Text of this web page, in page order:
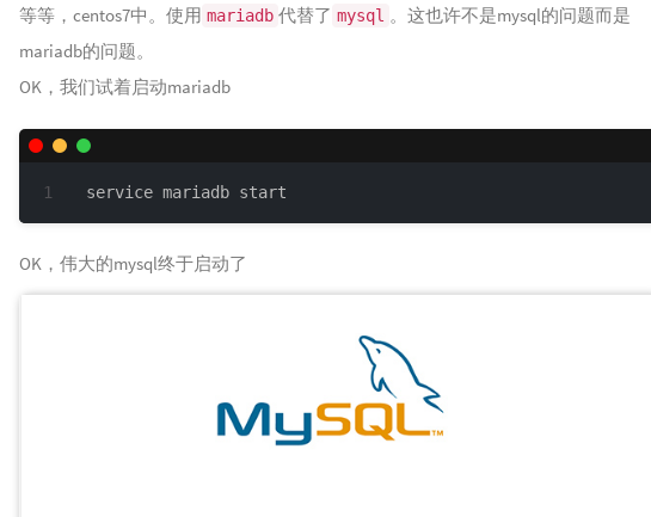
等等，centos7中。使用 mariadb 代替了 mysql 。这也许不是mysql的问题而是
mariadb的问题。
OK，我们试着启动mariadb
service mariadb start
OK，伟大的mysql终于启动了